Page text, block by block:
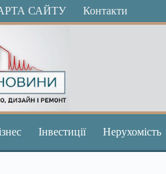
САЙТУ Контакти
Інвестиції Нерухомість